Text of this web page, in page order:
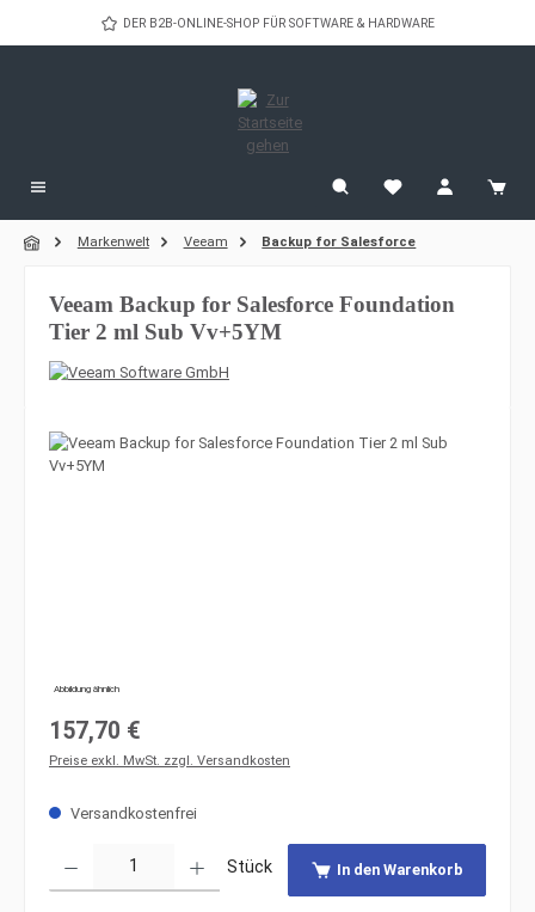
Zum Hauptinhalt springenDER B2B-ONLINE-SHOP FÜR SOFTWARE & HARDWARE
Markenwelt Veeam Backup for Salesforce
Veeam Backup for Salesforce Foundation
Tier 2 ml Sub Vv+5YM
Bildergalerie überspringen
Abbildung ähnlich
Regulärer Preis:
157,70 €
Preise exkl. MwSt. zzgl. Versandkosten
Versandkostenfrei
Stück In den Warenkorb